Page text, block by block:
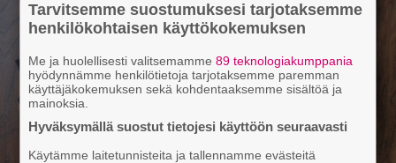
Tarvitsemme suostumuksesi tarjotaksemme
henkilökohtaisen käyttökokemuksen
Me ja huolellisesti valitsemamme89 teknologiakumppania
hyödynnämme henkilötietoja tarjotaksemme paremman
käyttäjäkokemuksen sekä kohdentaaksemme sisältöä ja
mainoksia.
Hyväksymällä suostut tietojesi käyttöön seuraavasti
Käytämme laitetunnisteita ja tallennamme evästeitä